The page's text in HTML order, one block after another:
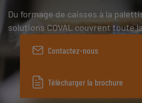
Du formage de caisses à la
solutions COVAL couvrent toute
Contactez-nous
Télécharger la brochure